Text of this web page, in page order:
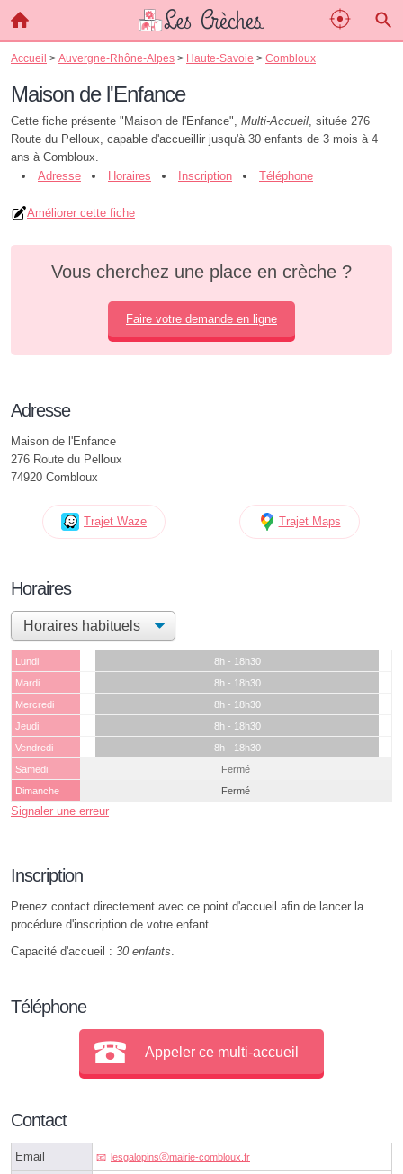
Accueil > Auvergne-Rhône-Alpes > Haute-Savoie > Combloux
Maison de l'Enfance
Cette fiche présente "Maison de l'Enfance", Multi-Accueil, située 276
Route du Pelloux, capable d'accueillir jusqu'à 30 enfants de 3 mois à 4
ans à Combloux.
Adresse
Horaires Inscription Téléphone
Améliorer cette fiche
Vous cherchez une place en crèche ?
Faire votre demande en ligne
Adresse
Maison de l'Enfance
276 Route du Pelloux
74920 Combloux
Trajet Waze Trajet Maps
Horaires
Lundi
8h - 18h30
Mardi
8h - 18h30
Mercredi
8h - 18h30
Jeudi
8h - 18h30
Vendredi
8h - 18h30
Samedi
Fermé
Dimanche
Fermé
Signaler une erreur
Inscription
Prenez contact directement avec ce point d'accueil afin de lancer la
procédure d'inscription de votre enfant.
Capacité d'accueil : 30 enfants.
Téléphone
Appeler ce multi-accueil
Contact
Email lesgalopinsⓐmairie-combloux.fr